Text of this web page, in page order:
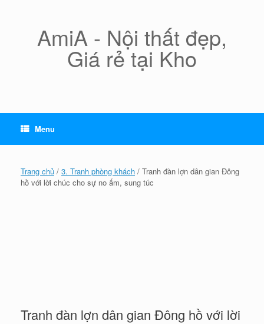
AmiA - Nội thất đẹp,
Giá rẻ tại Kho
Menu
Trang chủ / 3. Tranh phòng khách / Tranh đàn lợn dân gian Đông
hồ với lời chúc cho sự no ấm, sung túc
Tranh đàn lợn dân gian Đông hồ với lời